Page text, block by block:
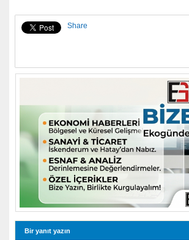
Share
Bir yanıt yazın